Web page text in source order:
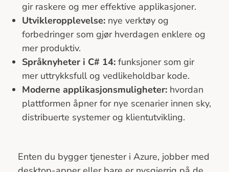
gir raskere og mer effektive applikasjoner.
Utvikleropplevelse:nye verktøy og
forbedringer som gjør hverdagen enklere og
mer produktiv.
Språknyheter i C# 14:funksjoner som gir
mer uttrykksfull og vedlikeholdbar kode.
Moderne applikasjonsmuligheter:hvordan
plattformen åpner for nye scenarier innen sky,
distribuerte systemer og klientutvikling.
Enten du bygger tjenester i Azure, jobber med